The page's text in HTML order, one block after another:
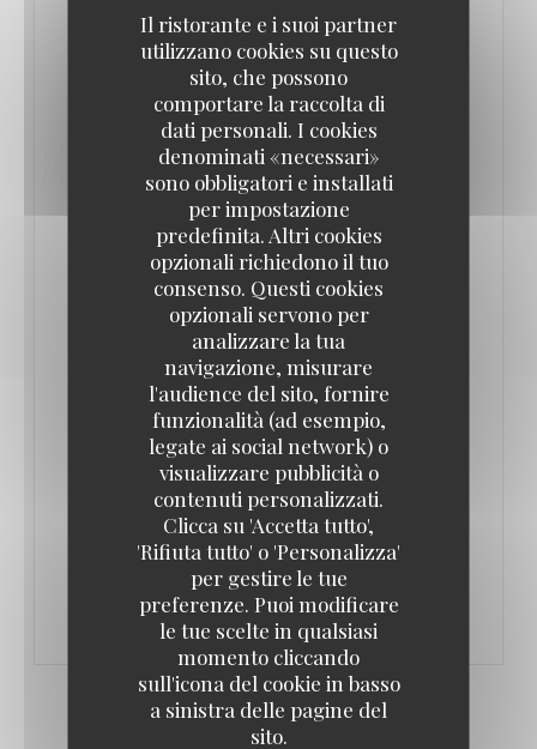
Il ristorante e i suoi partner
utilizzano cookies su questo
sito, che possono
comportare la raccolta di
dati personali. I cookies
denominati «necessari»
sono obbligatori e installati
per impostazione
predefinita. Altri cookies
opzionali richiedono il tuo
consenso. Questi cookies
opzionali servono per
analizzare la tua
navigazione, misurare
l'audience del sito, fornire
funzionalità (ad esempio,
legate ai social network) o
visualizzare pubblicità o
contenuti personalizzati.
Clicca su 'Accetta tutto',
'Rifiuta tutto' o 'Personalizza'
per gestire le tue
preferenze. Puoi modificare
le tue scelte in qualsiasi
momento cliccando
sull'icona del cookie in basso
a sinistra delle pagine del
sito.
bien manger et très animé.
Où sortir le soir, le week-end ? Au Val d’Europe,
sur la place Toscane, le petit nouveau tient à se
démarquer : on y mange bien et on s’y amusera
L’Authentic est né de la collaboration de deux
associés. Adrien Del Pozo, entrepreneur dans
l’informatique puis dans la location de salles, et
Olivier Souverain, traiteur depuis vingt ans et
partenaire de plusieurs restaurants parisiens.
Adrien Del Pozo réalise un rêve de jeunesse : créer
un lieu bon enfant, aux influences typiquement
LEGGI L'ARTICOLO((APRE UNA NUOVA FINESTRA))